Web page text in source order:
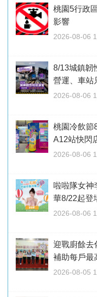
桃園5行政
影響
2026-08-06
8/13城鎮
營運、車站
2026-08-06
桃園冷飲節
A12站快閃
2026-08-06
啦啦隊女
華8/22起登
2026-08-06
迎戰廚餘
補助每戶
2026-08-05